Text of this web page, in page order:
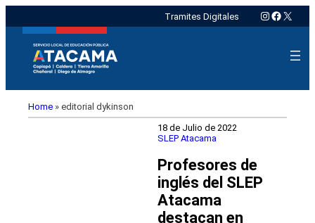
Tramites Digitales Instagram
X
Home » editorial dykinson
18 de Julio de 2022
SLEP Atacama
Profesores de
inglés del SLEP
Atacama
destacan en